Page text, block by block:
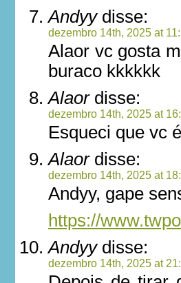
Andyydisse:
dezembro 14th, 2025 at
Alaor vc gosta
buraco kkkkkk
Alaordisse:
dezembro 14th, 2025 at
Esqueci que vc
Alaordisse:
dezembro 14th, 2025 at
Andyy, gape
https://
Andyydisse:
dezembro 14th, 2025 at